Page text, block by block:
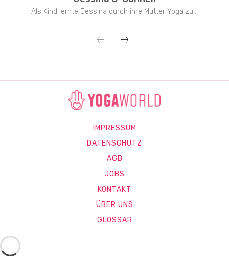
Als Kind lernte Jessina durch ihre Mutter Yoga zu...
IMPRESSUM
DATENSCHUTZ
AGB
JOBS
KONTAKT
ÜBER UNS
GLOSSAR